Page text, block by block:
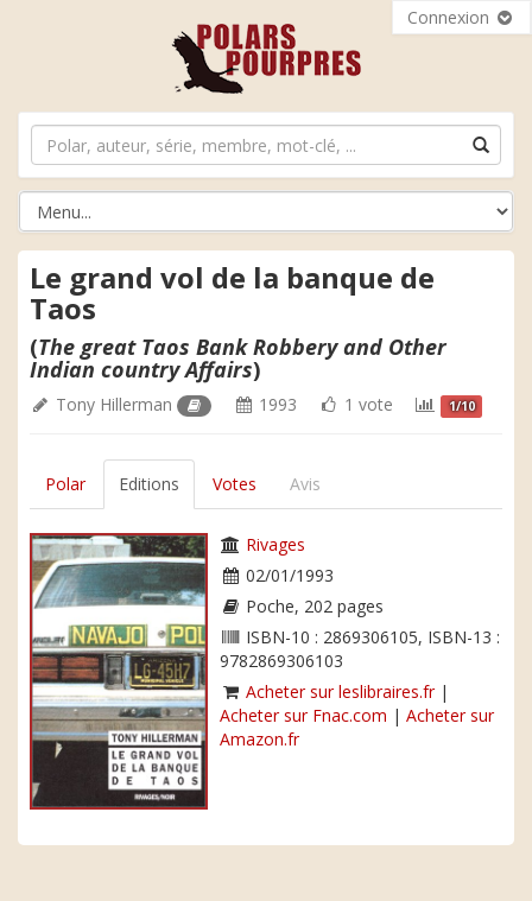
Connexion
Le grand vol de la banque de
Taos
(The great Taos Bank Robbery and Other
Indian country Affairs)
Tony Hillerman 1993 1 vote 1/10
Polar Editions Votes Avis
Rivages
02/01/1993
Poche, 202 pages
ISBN-10 : 2869306105, ISBN-13 :
9782869306103
Acheter sur leslibraires.fr|
Acheter sur Fnac.com | Acheter sur
Amazon.fr